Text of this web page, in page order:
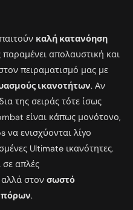
καλή κατανόηση
απολαυστική και
πειραματισμό μας με
ικανοτήτων. Αν
της σειράς τότε ίσως
είναι κάπως μονότονο,
ενισχύονται λίγο
Ultimate ικανότητες.
σε απλές
αλλά στον σωστό
πόρων.